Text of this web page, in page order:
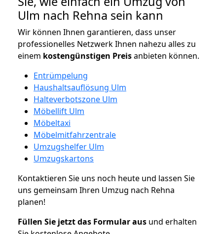
Ulm nach Rehna sein kann
Wir können Ihnen garantieren, dass unser
professionelles Netzwerk Ihnen nahezu alles zu
einem kostengünstigen Preisanbieten können.
Entrümpelung
Haushaltsauflösung Ulm
Halteverbotszone Ulm
Möbellift Ulm
Möbeltaxi
Möbelmitfahrzentrale
Umzugshelfer Ulm
Umzugskartons
Kontaktieren Sie uns noch heute und lassen Sie
uns gemeinsam Ihren Umzug nach Rehna
planen!
Füllen Sie jetzt das Formular aus und erhalten